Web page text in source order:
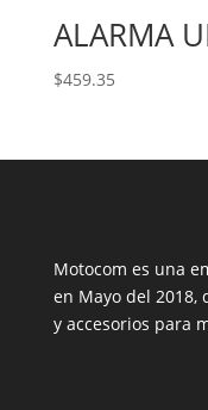
ALARMA
$459.35
Motocom es una
en Mayo del 2018,
y accesorios para